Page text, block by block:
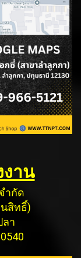
าน
ำกัด
สิทธิ์)
ลา